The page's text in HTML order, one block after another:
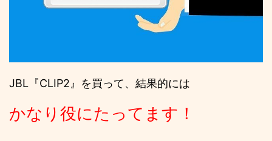
JBL『CLIP2』を買って、結果的には
かなり役にたってます！